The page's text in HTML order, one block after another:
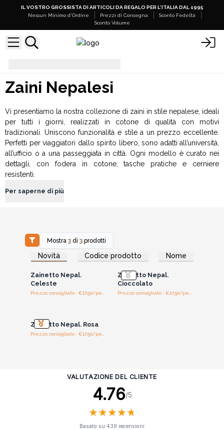
IL VOSTRO GROSSISTA DI ARTICOLI DA REGALO PER L'ITALIA DAL 1995
Nessun Minimo d'Ordine
Prezzi di Consegna
Sconto Fedeltà
Sconto Volume
Zaini Nepalesi
Vi presentiamo la nostra collezione di zaini in stile nepalese, ideali
per tutti i giorni, realizzati in cotone di qualità con motivi
tradizionali. Uniscono funzionalità e stile a un prezzo eccellente.
Perfetti per viaggiatori dallo spirito libero, sono adatti all’università,
all’ufficio o a una passeggiata in città. Ogni modello è curato nei
dettagli, con fodera in cotone, tasche pratiche e cerniere
resistenti.
Per saperne di più
Mostra3 di3 prodotti
Novità Codice prodotto Nome
Accedi per vedere
i prezzi all'ingrosso
Zainetto Nepal.
Celeste
Accedi per vedere
i prezzi all'ingrosso
Zainetto Nepal.
Cioccolato
Zainetto Nepal. Rosa
VALUTAZIONE DEL CLIENTE
4.76/5
★★★★★
★★★★★
Basato su 439 recensioni